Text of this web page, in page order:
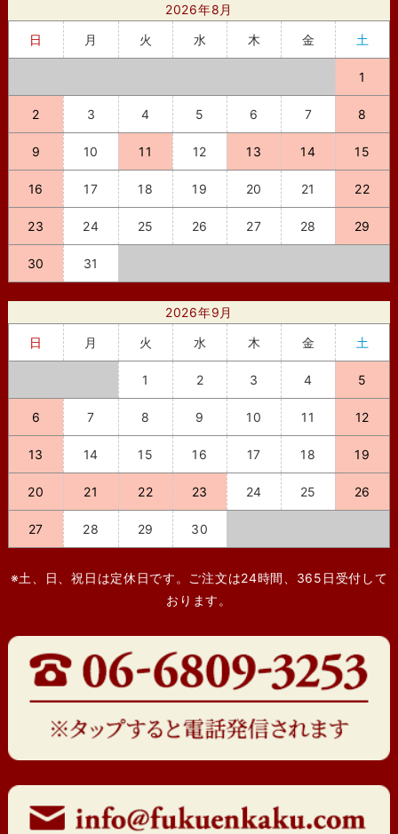
2026年8月
日
月 火 水 木 金 土
1
2 3 4 5 6 7 8
9 10 11 12 13 14 15
16 17 18 19 20 21 22
23 24 25 26 27 28 29
30 31
2026年9月
日
月 火 水 木 金 土
1 2 3 4 5
6 7 8 9 10 11 12
13 14 15 16 17 18 19
20 21 22 23 24 25 26
27 28 29 30
※土、日、祝日は定休日です。ご注文は24時間、365日受付して
おります。